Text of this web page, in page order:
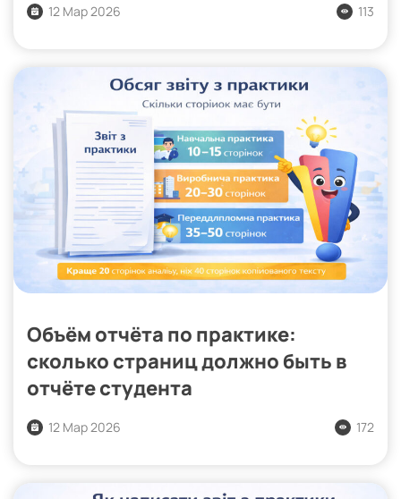
12 Мар 2026 113
Объём отчёта по практике:
сколько страниц должно быть в
отчёте студента
12 Мар 2026 172